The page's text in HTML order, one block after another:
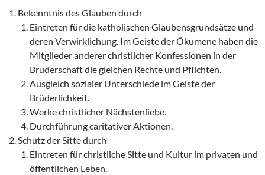
Bekenntnis des Glauben durch
Eintreten für die katholischen Glaubensgrundsätze und
deren Verwirklichung. Im Geiste der Ökumene haben die
Mitglieder anderer christlicher Konfessionen in der
Bruderschaft die gleichen Rechte und Pflichten.
Ausgleich sozialer Unterschiede im Geiste der
Brüderlichkeit.
Werke christlicher Nächstenliebe.
Durchführung caritativer Aktionen.
Schutz der Sitte durch
Eintreten für christliche Sitte und Kultur im privaten und
öffentlichen Leben.